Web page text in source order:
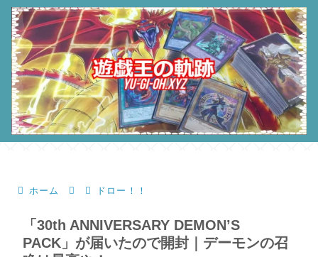
ホーム ドロー！！
「30th ANNIVERSARY DEMON’S
PACK」が届いたので開封｜デーモンの召